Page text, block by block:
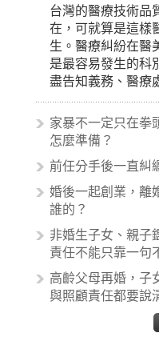
台灣的醫療技術品
在，可就算是這樣
生。醫療糾紛在醫
是最容易發生的科
盡告知義務、醫療
顧失當、醫療費用
生與病患之間引起
例中最後都走向訴
的內容其實非常
家暴不一定只在拳
怎麼準備？
前任分手後一直糾
婚後一起創業，離
誰的？
非婚生子女、親子
責任不能只靠一句
高齡父母再婚，子
與照顧責任都要說